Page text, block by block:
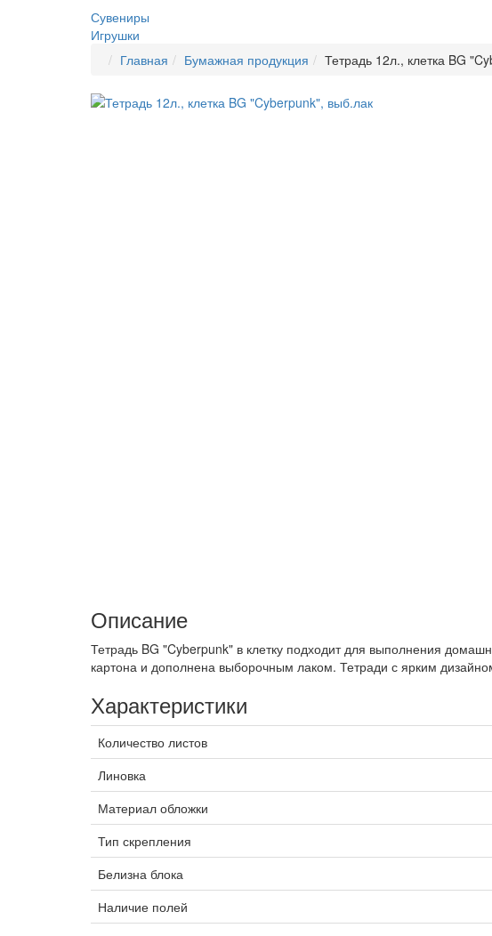
Сувениры
Игрушки
Главная Бумажная продукция Тетрадь 12л., клетка BG
Описание
Тетрадь BG "Cyberpunk" в клетку подходит для выполнения
картона и дополнена выборочным лаком. Тетради с ярким
Характеристики
Количество листов
Линовка
Материал обложки
Тип скрепления
Белизна блока
Наличие полей